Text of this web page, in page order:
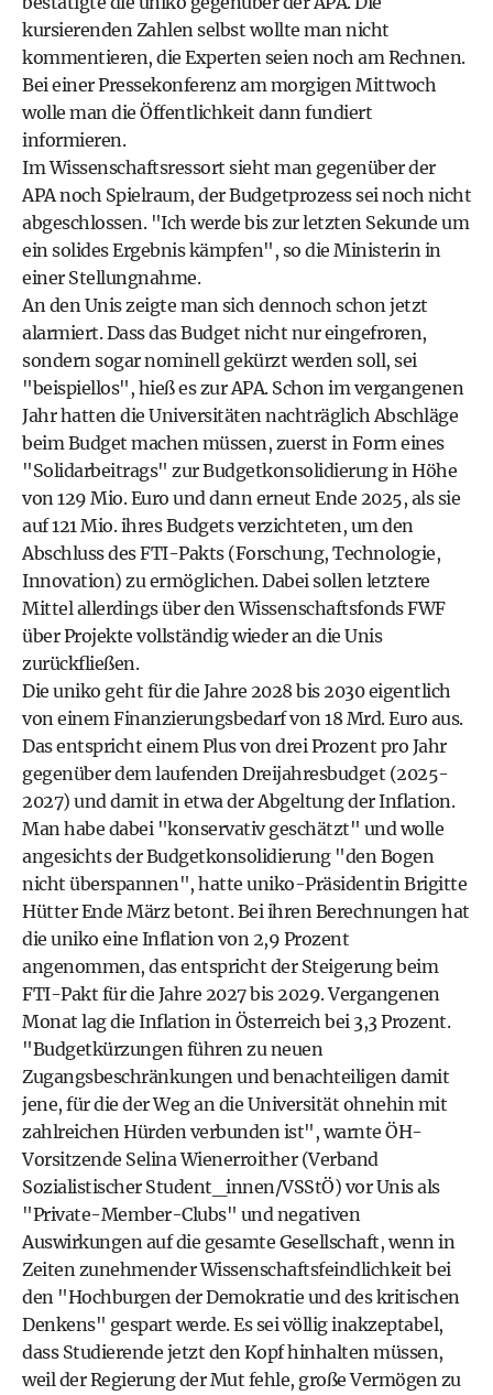
kursierenden Zahlen selbst wollte man nicht
kommentieren, die Experten seien noch am Rechnen.
Bei einer Pressekonferenz am morgigen Mittwoch
wolle man die Öffentlichkeit dann fundiert
informieren.
Im Wissenschaftsressort sieht man gegenüber der
APA noch Spielraum, der Budgetprozess sei noch nicht
abgeschlossen. "Ich werde bis zur letzten Sekunde um
ein solides Ergebnis kämpfen", so die Ministerin in
einer Stellungnahme.
An den Unis zeigte man sich dennoch schon jetzt
alarmiert. Dass das Budget nicht nur eingefroren,
sondern sogar nominell gekürzt werden soll, sei
"beispiellos", hieß es zur APA. Schon im vergangenen
Jahr hatten die Universitäten nachträglich Abschläge
beim Budget machen müssen, zuerst in Form eines
"Solidarbeitrags" zur Budgetkonsolidierung in Höhe
von 129 Mio. Euro und dann erneut Ende 2025, als sie
auf 121 Mio. ihres Budgets verzichteten, um den
Abschluss des FTI-Pakts (Forschung, Technologie,
Innovation) zu ermöglichen. Dabei sollen letztere
Mittel allerdings über den Wissenschaftsfonds FWF
über Projekte vollständig wieder an die Unis
zurückfließen.
Die uniko geht für die Jahre 2028 bis 2030 eigentlich
von einem Finanzierungsbedarf von 18 Mrd. Euro aus.
Das entspricht einem Plus von drei Prozent pro Jahr
gegenüber dem laufenden Dreijahresbudget (2025-
2027) und damit in etwa der Abgeltung der Inflation.
Man habe dabei "konservativ geschätzt" und wolle
angesichts der Budgetkonsolidierung "den Bogen
nicht überspannen", hatte uniko-Präsidentin Brigitte
Hütter Ende März betont. Bei ihren Berechnungen hat
die uniko eine Inflation von 2,9 Prozent
angenommen, das entspricht der Steigerung beim
FTI-Pakt für die Jahre 2027 bis 2029. Vergangenen
Monat lag die Inflation in Österreich bei 3,3 Prozent.
"Budgetkürzungen führen zu neuen
Zugangsbeschränkungen und benachteiligen damit
jene, für die der Weg an die Universität ohnehin mit
zahlreichen Hürden verbunden ist", warnte ÖH-
Vorsitzende Selina Wienerroither (Verband
Sozialistischer Student_innen/VSStÖ) vor Unis als
"Private-Member-Clubs" und negativen
Auswirkungen auf die gesamte Gesellschaft, wenn in
Zeiten zunehmender Wissenschaftsfeindlichkeit bei
den "Hochburgen der Demokratie und des kritischen
Denkens" gespart werde. Es sei völlig inakzeptabel,
dass Studierende jetzt den Kopf hinhalten müssen,
weil der Regierung der Mut fehle, große Vermögen zu